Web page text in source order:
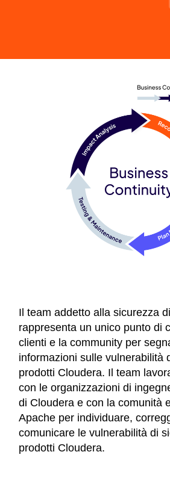
Il team addetto alla sicurezza
rappresenta un unico punto di
clienti e la community per
informazioni sulle vulnerabilità
prodotti Cloudera. Il team
con le organizzazioni di
di Cloudera e con la comunità
Apache per individuare,
comunicare le vulnerabilità di
prodotti Cloudera.